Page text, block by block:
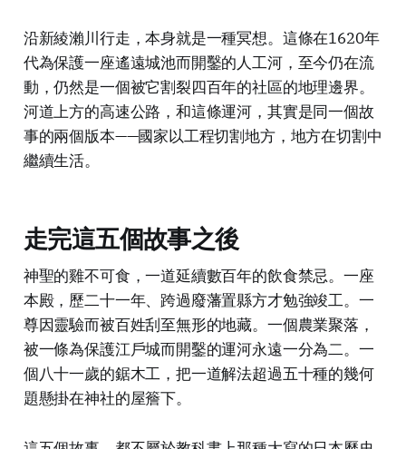
沿新綾瀨川行走，本身就是一種冥想。這條在1620年
代為保護一座遙遠城池而開鑿的人工河，至今仍在流
動，仍然是一個被它割裂四百年的社區的地理邊界。
河道上方的高速公路，和這條運河，其實是同一個故
事的兩個版本——國家以工程切割地方，地方在切割中
繼續生活。
走完這五個故事之後
神聖的雞不可食，一道延續數百年的飲食禁忌。一座
本殿，歷二十一年、跨過廢藩置縣方才勉強竣工。一
尊因靈驗而被百姓刮至無形的地藏。一個農業聚落，
被一條為保護江戶城而開鑿的運河永遠一分為二。一
個八十一歲的鋸木工，把一道解法超過五十種的幾何
題懸掛在神社的屋簷下。